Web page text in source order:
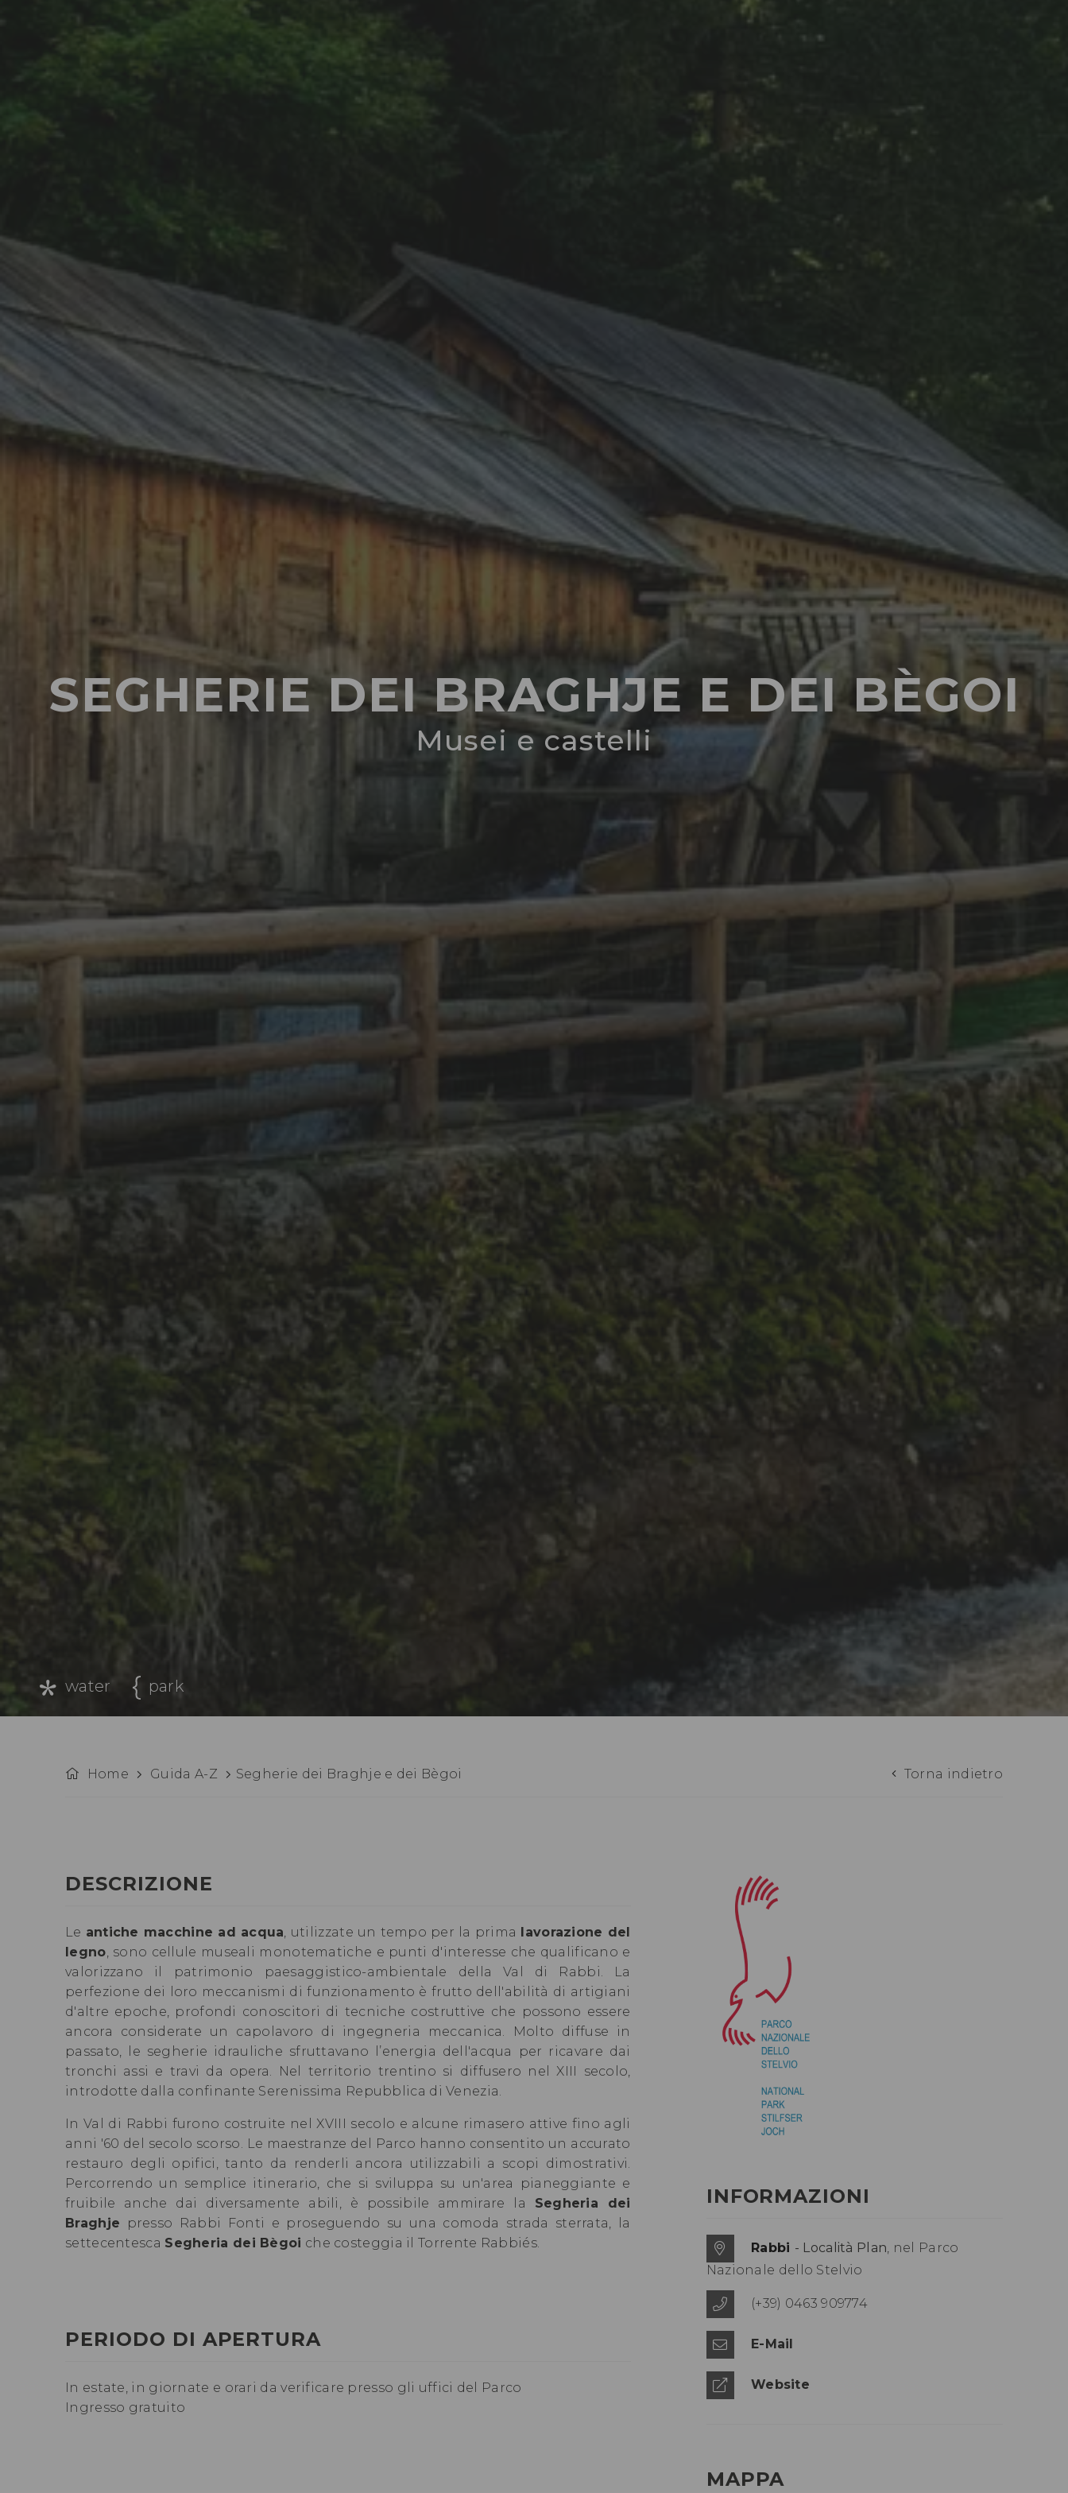
SEGHERIE DEI BRAGHJE E DEI BÈGOI
Musei e castelli
water park
Home Guida A-Z Segherie dei Braghje e dei Bègoi Torna indietro
DESCRIZIONE
Le antiche macchine ad acqua , utilizzate un tempo per la prima lavorazione del
legno , sono cellule museali monotematiche e punti d'interesse che qualificano e
valorizzano il patrimonio paesaggistico-ambientale della Val di Rabbi. La
perfezione dei loro meccanismi di funzionamento è frutto dell'abilità di artigiani
d'altre epoche, profondi conoscitori di tecniche costruttive che possono essere
ancora considerate un capolavoro di ingegneria meccanica. Molto diffuse in
passato, le segherie idrauliche sfruttavano l’energia dell'acqua per ricavare dai
tronchi assi e travi da opera. Nel territorio trentino si diffusero nel XIII secolo,
introdotte dalla confinante Serenissima Repubblica di Venezia.
In Val di Rabbi furono costruite nel XVIII secolo e alcune rimasero attive fino agli
anni '60 del secolo scorso. Le maestranze del Parco hanno consentito un accurato
restauro degli opifici, tanto da renderli ancora utilizzabili a scopi dimostrativi.
Percorrendo un semplice itinerario, che si sviluppa su un'area pianeggiante e
fruibile anche dai diversamente abili, è possibile ammirare la Segheria dei
Braghje presso Rabbi Fonti e proseguendo su una comoda strada sterrata, la
settecentesca Segheria dei Bègoi che costeggia il Torrente Rabbiés.
PERIODO DI APERTURA
In estate, in giornate e orari da verificare presso gli uffici del Parco
Ingresso gratuito
INFORMAZIONI
Rabbi - Località Plan , nel Parco
Nazionale dello Stelvio
(+39) 0463 909774
E-Mail
Website
MAPPA